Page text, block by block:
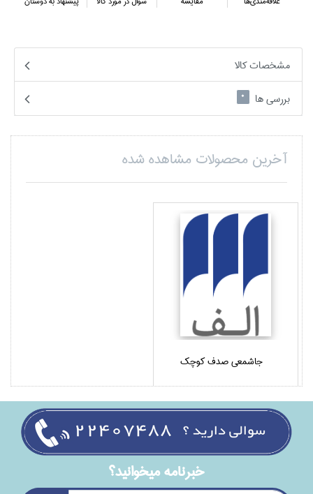
مشخصات کالا
بررسی ها
0
آخرین محصولات مشاهده شده
جا‌شمعي صدف كوچك
خبرنامه ميخوانيد؟